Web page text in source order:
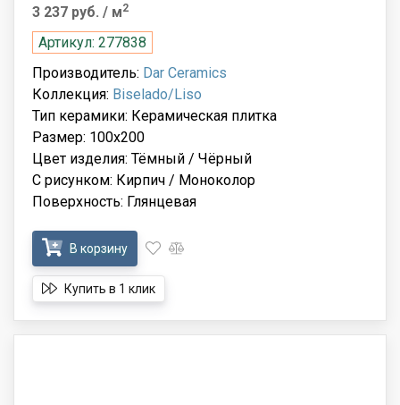
3 237 руб. / м2
Артикул: 277838
Производитель: Dar Ceramics
Коллекция: Biselado/Liso
Тип керамики: Керамическая плитка
Размер: 100x200
Цвет изделия: Тёмный / Чёрный
С рисунком: Кирпич / Моноколор
Поверхность: Глянцевая
В корзину
Купить в 1 клик